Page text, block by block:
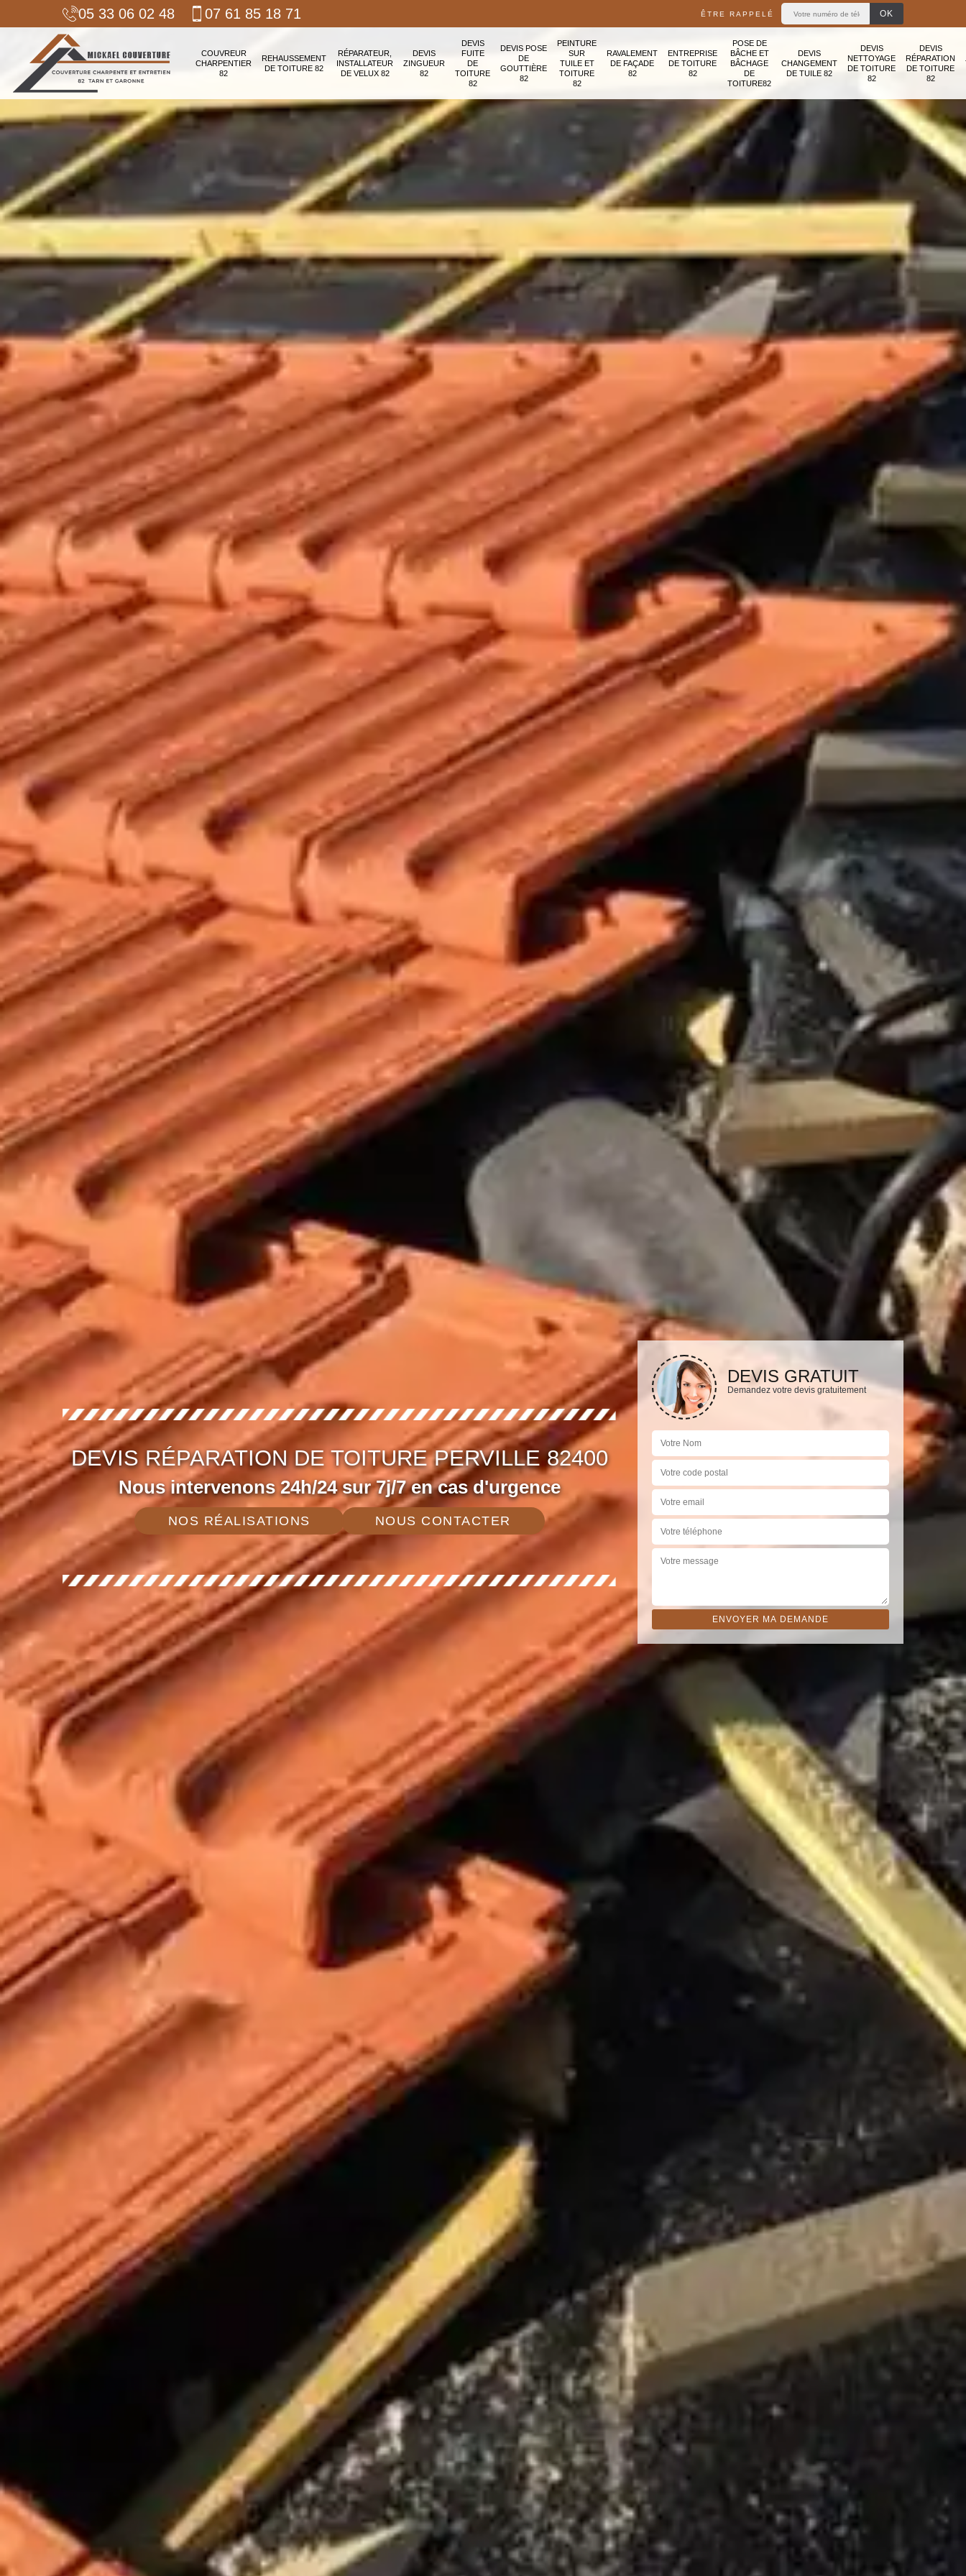
05 33 06 02 48 07 61 85 18 71 ÊTRE RAPPELÉ
COUVREUR
CHARPENTIER
82
REHAUSSEMENT
DE TOITURE 82
RÉPARATEUR,
INSTALLATEUR
DE VELUX 82
DEVIS
ZINGUEUR
82
DEVIS
FUITE
DE
TOITURE
82
DEVIS POSE
DE
GOUTTIÈRE
82
PEINTURE
SUR
TUILE ET
TOITURE
82
RAVALEMENT
DE FAÇADE
82
ENTREPRISE
DE TOITURE
82
POSE DE
BÂCHE ET
BÂCHAGE
DE
TOITURE82
DEVIS
CHANGEMENT
DE TUILE 82
DEVIS
NETTOYAGE
DE TOITURE
82
DEVIS
RÉPARATION
DE TOITURE
82
DEVIS RÉPARATION DE TOITURE PERVILLE 82400
Nous intervenons 24h/24 sur 7j/7 en cas d'urgence
NOS RÉALISATIONS NOUS CONTACTER
DEVIS GRATUIT
Demandez votre devis gratuitement